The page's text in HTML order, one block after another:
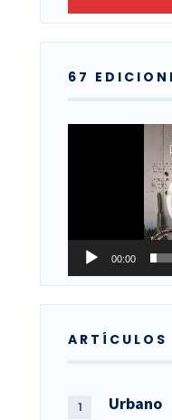
67
00:00
ARTÍCULOS
Urbano